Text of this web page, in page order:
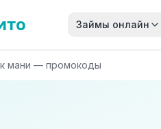
Займы онлайн
мани — промокоды